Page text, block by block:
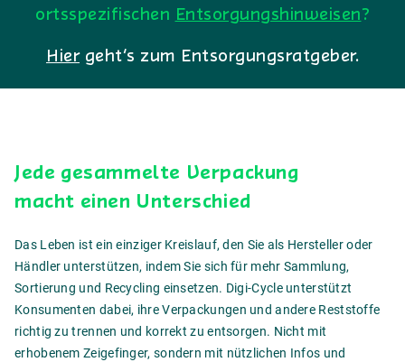
ortsspezifischen Entsorgungshinweisen?
Hiergeht’s zum Entsorgungsratgeber.
Jede gesammelte Verpackung
macht einen Unterschied
Das Leben ist ein einziger Kreislauf, den Sie als Hersteller oder
Händler unterstützen, indem Sie sich für mehr Sammlung,
Sortierung und Recycling einsetzen. Digi-Cycle unterstützt
Konsumenten dabei, ihre Verpackungen und andere Reststoffe
richtig zu trennen und korrekt zu entsorgen. Nicht mit
erhobenem Zeigefinger, sondern mit nützlichen Infos und